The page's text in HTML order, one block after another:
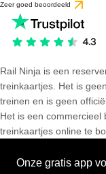
Zeer goed beoordeeld
Rail Ninja is een
treinkaartjes. Het is
treinen en is geen
Het is een commercieel
treinkaartjes online te
Onze gratis app